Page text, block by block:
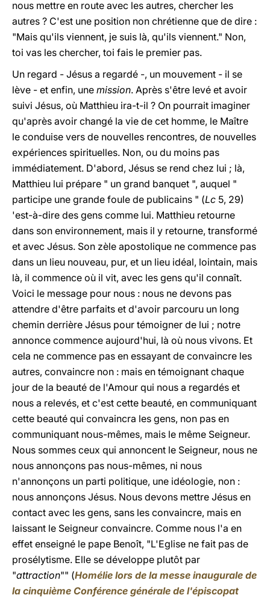
nous mettre en route avec les autres, chercher les
autres ? C'est une position non chrétienne que de dire :
"Mais qu'ils viennent, je suis là, qu'ils viennent." Non,
toi vas les chercher, toi fais le premier pas.
Un regard - Jésus a regardé -, un mouvement - il se
lève - et enfin, une mission. Après s'être levé et avoir
suivi Jésus, où Matthieu ira-t-il ? On pourrait imaginer
qu'après avoir changé la vie de cet homme, le Maître
le conduise vers de nouvelles rencontres, de nouvelles
expériences spirituelles. Non, ou du moins pas
immédiatement. D'abord, Jésus se rend chez lui ; là,
Matthieu lui prépare " un grand banquet ", auquel "
participe une grande foule de publicains " (Lc 5, 29)
'est-à-dire des gens comme lui. Matthieu retourne
dans son environnement, mais il y retourne, transformé
et avec Jésus. Son zèle apostolique ne commence pas
dans un lieu nouveau, pur, et un lieu idéal, lointain, mais
là, il commence où il vit, avec les gens qu'il connaît.
Voici le message pour nous : nous ne devons pas
attendre d'être parfaits et d'avoir parcouru un long
chemin derrière Jésus pour témoigner de lui ; notre
annonce commence aujourd'hui, là où nous vivons. Et
cela ne commence pas en essayant de convaincre les
autres, convaincre non : mais en témoignant chaque
jour de la beauté de l'Amour qui nous a regardés et
nous a relevés, et c'est cette beauté, en communiquant
cette beauté qui convaincra les gens, non pas en
communiquant nous-mêmes, mais le même Seigneur.
Nous sommes ceux qui annoncent le Seigneur, nous ne
nous annonçons pas nous-mêmes, ni nous
n'annonçons un parti politique, une idéologie, non :
nous annonçons Jésus. Nous devons mettre Jésus en
contact avec les gens, sans les convaincre, mais en
laissant le Seigneur convaincre. Comme nous l'a en
effet enseigné le pape Benoît, "L'Eglise ne fait pas de
prosélytisme. Elle se développe plutôt par
"attraction"" (Homélie lors de la messe inaugurale de
la cinquième Conférence générale de l'épiscopat